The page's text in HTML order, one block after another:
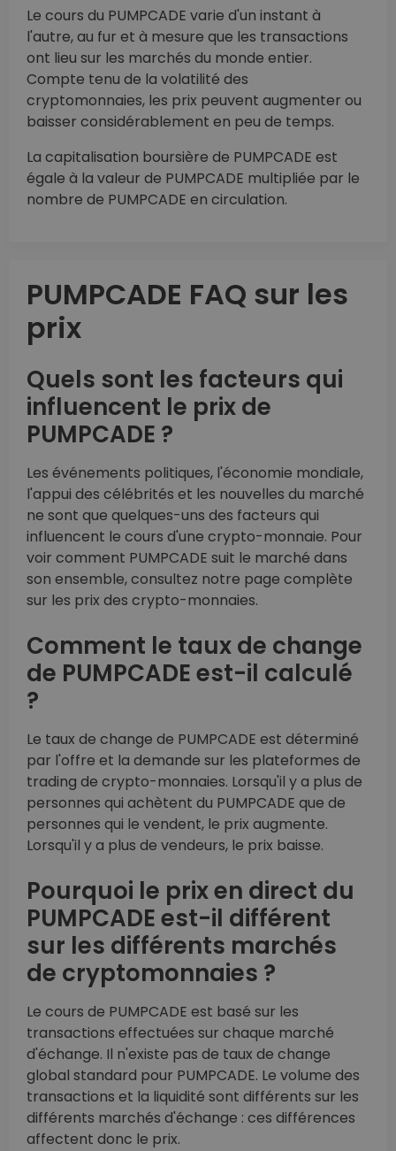
Le cours du PUMPCADE varie d'un instant à
l'autre, au fur et à mesure que les transactions
ont lieu sur les marchés du monde entier.
Compte tenu de la volatilité des
cryptomonnaies, les prix peuvent augmenter ou
baisser considérablement en peu de temps.
La capitalisation boursière de PUMPCADE est
égale à la valeur de PUMPCADE multipliée par le
nombre de PUMPCADE en circulation.
PUMPCADE FAQ sur les
prix
Quels sont les facteurs qui
influencent le prix de
PUMPCADE ?
Les événements politiques, l'économie mondiale,
l'appui des célébrités et les nouvelles du marché
ne sont que quelques-uns des facteurs qui
influencent le cours d'une crypto-monnaie. Pour
voir comment PUMPCADE suit le marché dans
son ensemble, consultez notre page complète
sur les prix des crypto-monnaies.
Comment le taux de change
de PUMPCADE est-il calculé
?
Le taux de change de PUMPCADE est déterminé
par l'offre et la demande sur les plateformes de
trading de crypto-monnaies. Lorsqu'il y a plus de
personnes qui achètent du PUMPCADE que de
personnes qui le vendent, le prix augmente.
Lorsqu'il y a plus de vendeurs, le prix baisse.
Pourquoi le prix en direct du
PUMPCADE est-il différent
sur les différents marchés
de cryptomonnaies ?
Le cours de PUMPCADE est basé sur les
transactions effectuées sur chaque marché
d'échange. Il n'existe pas de taux de change
global standard pour PUMPCADE. Le volume des
transactions et la liquidité sont différents sur les
différents marchés d'échange : ces différences
affectent donc le prix.